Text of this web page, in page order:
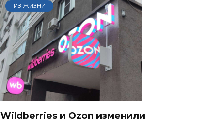
ИЗ ЖИЗНИ
Wildberries и Ozon изменили